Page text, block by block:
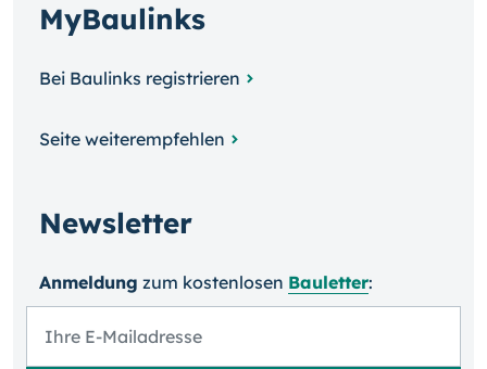
MyBaulinks
Bei Baulinks registrieren
Seite weiterempfehlen
Newsletter
Anmeldung zum kosten­losen Bauletter: